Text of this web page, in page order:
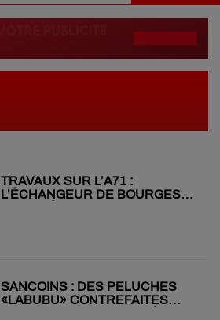
TRAVAUX SUR L’A71 :
L’ÉCHANGEUR DE BOURGES
SANCOINS : DES PELUCHES
«LABUBU» CONTREFAITES